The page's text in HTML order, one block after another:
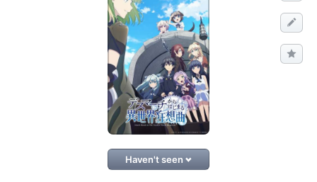
Haven't seen